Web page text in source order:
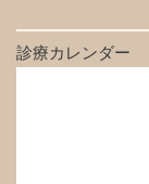
診療カレンダー